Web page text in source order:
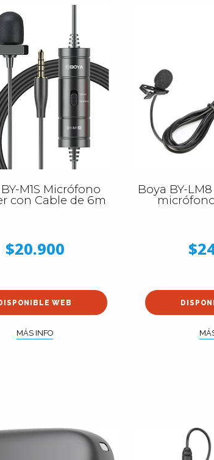
M1S Micrófono
con Cable de 6m
$20.900
WEB
MÁS INFO
Boya BY-